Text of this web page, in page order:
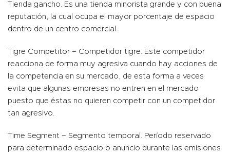
Tienda gancho. Es una tienda minorista grande y con buena
reputación, la cual ocupa el mayor porcentaje de espacio
dentro de un centro comercial.
Tigre Competitor – Competidor tigre. Este competidor
reacciona de forma muy agresiva cuando hay acciones de
la competencia en su mercado, de esta forma a veces
evita que algunas empresas no entren en el mercado
puesto que éstas no quieren competir con un competidor
tan agresivo.
Time Segment – Segmento temporal. Período reservado
para determinado espacio o anuncio durante las emisiones